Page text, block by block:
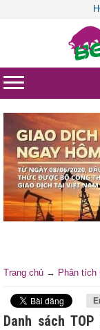
Trang chủ → Phân tích
Danh sách